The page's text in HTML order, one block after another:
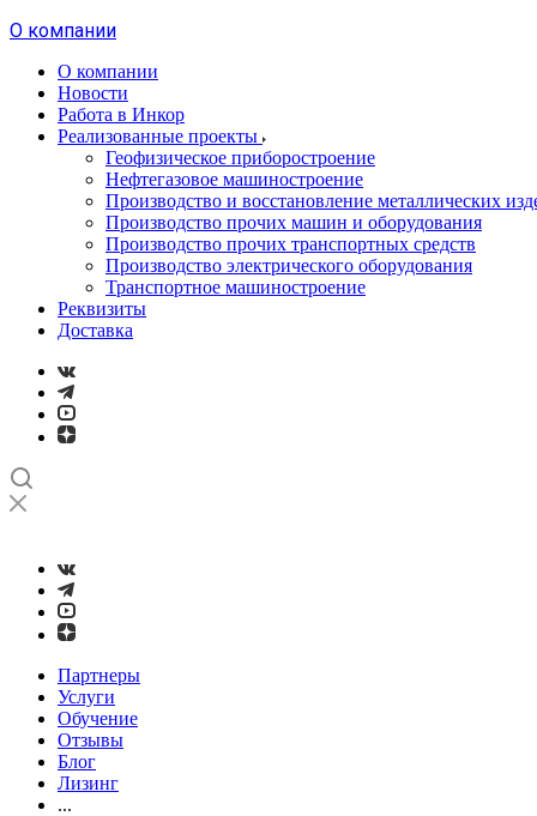
О компании
О компании
Новости
Работа в Инкор
Реализованные проекты
Геофизическое приборостроение
Нефтегазовое машиностроение
Производство и восстановление металлических
Производство прочих машин и оборудования
Производство прочих транспортных средств
Производство электрического оборудования
Транспортное машиностроение
Реквизиты
Доставка
Партнеры
Услуги
Обучение
Отзывы
Блог
Лизинг
...